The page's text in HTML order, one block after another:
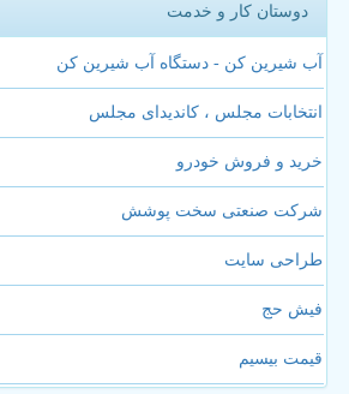
دوستان کار و خدمت
آب شیرین کن - دستگاه آب شیرین کن
انتخابات مجلس ، کاندیدای مجلس
خرید و فروش خودرو
شرکت صنعتی سخت پوشش
طراحی سایت
فیش حج
قیمت بیسیم